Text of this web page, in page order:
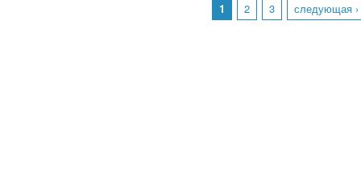
1 2 3 следующая ›